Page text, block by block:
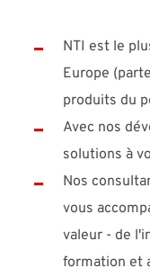
NTI est le
Europe
produits du
Avec nos
solutions à
Nos
vous
valeur - de
formation et